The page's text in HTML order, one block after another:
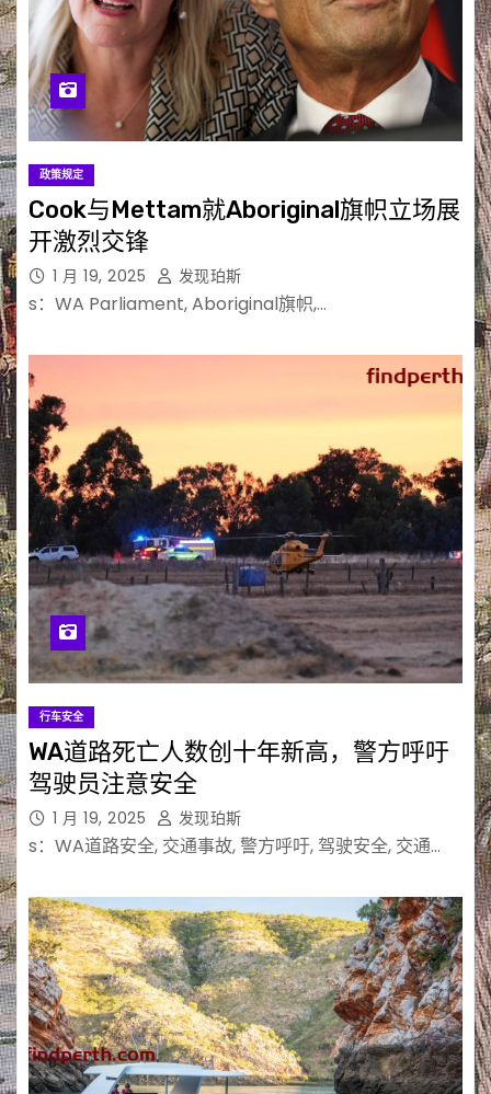
政策规定
Cook与Mettam就Aboriginal旗帜立场展
开激烈交锋
1 月 19, 2025 发现珀斯
s：WA Parliament, Aboriginal旗帜,…
行车安全
WA道路死亡人数创十年新高，警方呼吁
驾驶员注意安全
1 月 19, 2025 发现珀斯
s：WA道路安全, 交通事故, 警方呼吁, 驾驶安全, 交通…